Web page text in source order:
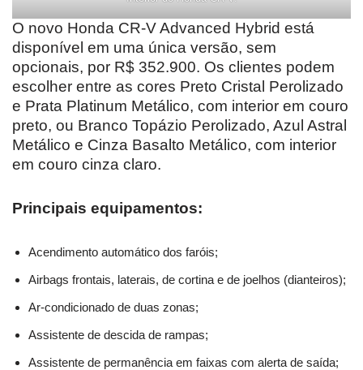
O novo Honda CR-V Advanced Hybrid está
disponível em uma única versão, sem
opcionais, por R$ 352.900. Os clientes podem
escolher entre as cores Preto Cristal Perolizado
e Prata Platinum Metálico, com interior em couro
preto, ou Branco Topázio Perolizado, Azul Astral
Metálico e Cinza Basalto Metálico, com interior
em couro cinza claro.
Principais equipamentos:
Acendimento automático dos faróis;
Airbags frontais, laterais, de cortina e de joelhos (dianteiros);
Ar-condicionado de duas zonas;
Assistente de descida de rampas;
Assistente de permanência em faixas com alerta de saída;